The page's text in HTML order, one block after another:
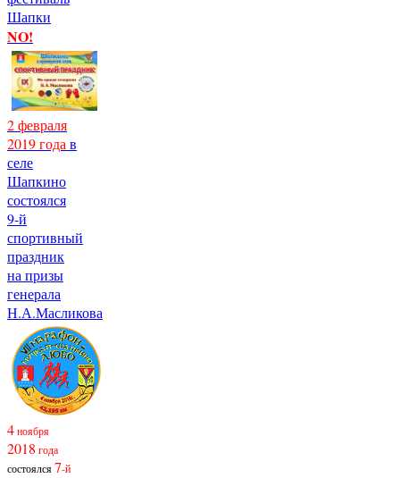
Шапки
NO!
2 февраля
2019 года в
селе
Шапкино
состоялся
9-й
спортивный
праздник
на призы
генерала
Н.А.Масликова
4ноября
2018 года
состоялся7-й